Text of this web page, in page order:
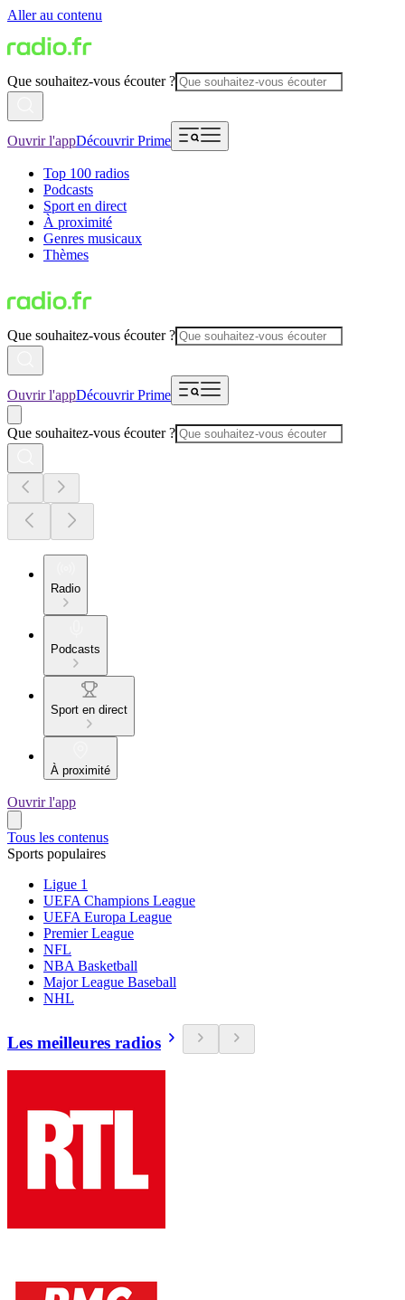
Aller au contenu
Que souhaitez-vous écouter ?
Ouvrir l'appDécouvrir Prime
Top 100 radios
Podcasts
Sport en direct
À proximité
Genres musicaux
Thèmes
Que souhaitez-vous écouter ?
Ouvrir l'appDécouvrir Prime
Que souhaitez-vous écouter ?
Radio
Podcasts
Sport en direct
À proximité
Ouvrir l'app
Tous les contenus
Sports populaires
Ligue 1
UEFA Champions League
UEFA Europa League
Premier League
NFL
NBA Basketball
Major League Baseball
NHL
Les meilleures radios